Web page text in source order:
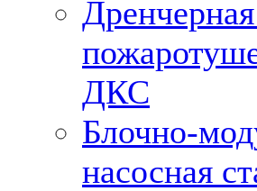
ДКС
Блочно-
насосная